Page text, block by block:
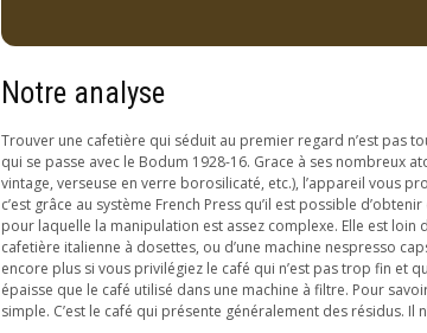
Notre analyse
Trouver une cafetière qui séduit au premier regard n’est pas
qui se passe avec le Bodum 1928-16. Grace à ses nombreux
vintage, verseuse en verre borosilicaté, etc.), l’appareil vous
c’est grâce au système French Press qu’il est possible
pour laquelle la manipulation est assez complexe. Elle est loin
cafetière italienne à dosettes, ou d’une machine nespresso
encore plus si vous privilégiez le café qui n’est pas trop fin et
épaisse que le café utilisé dans une machine à filtre. Pour
simple. C’est le café qui présente généralement des résidus. Il